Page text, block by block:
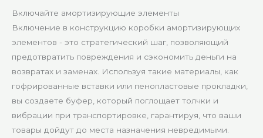
Включайте амортизирующие элементы
Включение в конструкцию коробки амортизирующих
элементов - это стратегический шаг, позволяющий
предотвратить повреждения и сэкономить деньги на
возвратах и заменах. Используя такие материалы, как
гофрированные вставки или пенопластовые прокладки,
вы создаете буфер, который поглощает толчки и
вибрации при транспортировке, гарантируя, что ваши
товары дойдут до места назначения невредимыми.